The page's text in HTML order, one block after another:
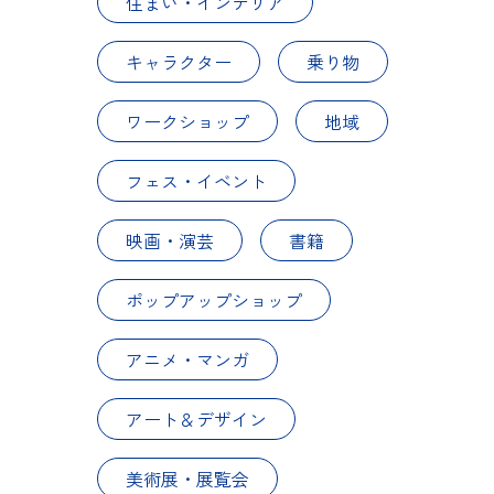
キャラクター 乗り物
ワークショップ 地域
フェス・イベント
映画・演芸 書籍
ポップアップショップ
アニメ・マンガ
アート＆デザイン
美術展・展覧会